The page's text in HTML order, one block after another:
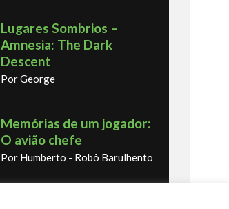
Lugares Sombrios –
Amnesia: The Dark
Descent
Por George
Memórias de um jogador:
O avião chefe
Por Humberto - Robô Barulhento